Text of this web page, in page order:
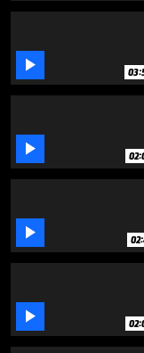
5
seconds



